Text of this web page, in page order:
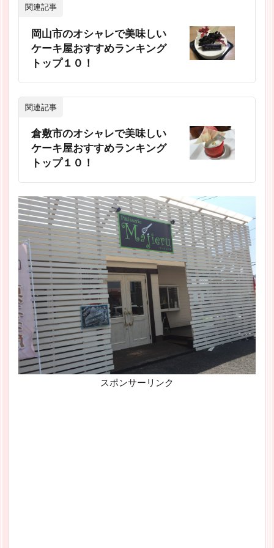
関連記事
岡山市のオシャレで美味しい
ケーキ屋おすすめランキング
トップ１０！
関連記事
倉敷市のオシャレで美味しい
ケーキ屋おすすめランキング
トップ１０！
スポンサーリンク